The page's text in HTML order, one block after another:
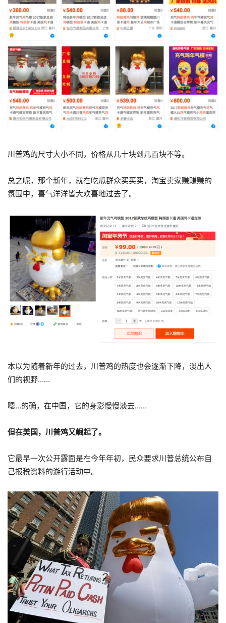
川普鸡的尺寸大小不同，价格从几十块到几百块不等。
总之呢，那个新年，就在吃瓜群众买买买，淘宝卖家赚赚赚的
氛围中，喜气洋洋皆大欢喜地过去了。
本以为随着新年的过去，川普鸡的热度也会逐渐下降，淡出人
们的视野……
嗯…的确，在中国，它的身影慢慢淡去……
但在美国，川普鸡又崛起了。
它最早一次公开露面是在今年年初，民众要求川普总统公布自
己报税资料的游行活动中。